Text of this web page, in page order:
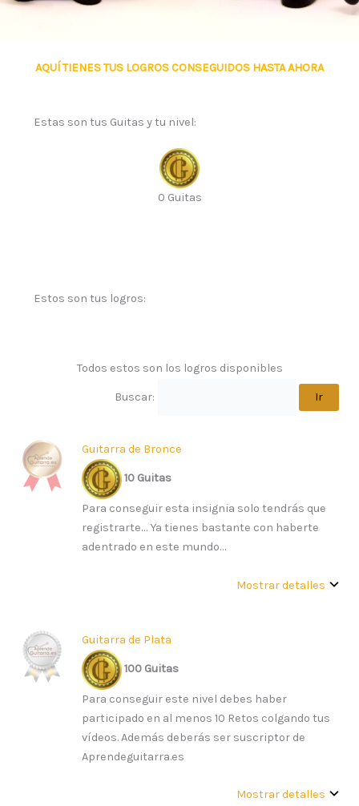
AQUÍ TIENES TUS LOGROS CONSEGUIDOS HASTA AHORA
Estas son tus Guitas y tu nivel:
0 Guitas
Estos son tus logros:
Todos estos son los logros disponibles
Buscar:
Guitarra de Bronce
10 Guitas
Para conseguir esta insignia solo tendrás que
registrarte… Ya tienes bastante con haberte
adentrado en este mundo…
Mostrar detalles
Guitarra de Plata
100 Guitas
Para conseguir este nivel debes haber
participado en al menos 10 Retos colgando tus
vídeos. Además deberás ser suscriptor de
Aprendeguitarra.es
Mostrar detalles